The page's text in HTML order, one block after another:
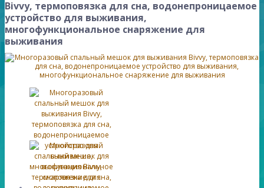
Bivvy, термоповязка для сна, водонепроницаемое
устройство для выживания,
многофункциональное снаряжение для
выживания